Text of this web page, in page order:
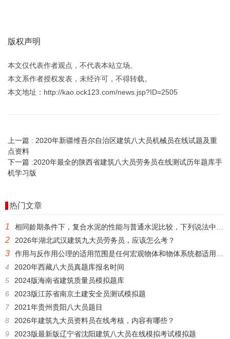
版权声明
本文仅代表作者观点，不代表本站立场。
本文系作者授权发表，未经许可，不得转载。
本文地址：http://kao.ock123.com/news.jsp?ID=2505
上一篇 : 2020年新疆维吾尔自治区建筑八大员机械员在线试题及重
点资料
下一篇 :2020年最全的陕西省建筑八大员劳务员在线测试历年题库手
机学习版
热门文章
1 相同龄期条件下，复合水泥的性能与普通水泥比较，下列说法中不正确的是()。
2 2026年湖北武汉建筑九大员劳务员，应该怎么考？
3
作用与反作用公理的适用范围是任何宏观物体和物体系统都适用。()
4
2020年西藏八大员真题库报名时间
5
2024版海南省建筑质量员模拟题库
6
2023版江苏省南京土建安全员测试模拟题
7
2021年贵州贵阳八大员题目
8
2026年建筑九大员资料员在线考核，内容有哪些？
9
2023版最新版辽宁省沈阳建筑八大员在线模拟考试模拟题